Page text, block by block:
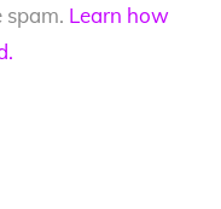
spam. Learn how